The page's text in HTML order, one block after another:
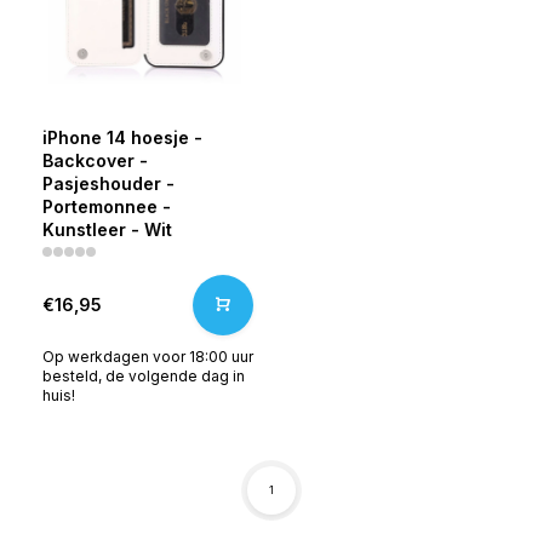
iPhone 14 hoesje -
Backcover -
Pasjeshouder -
Portemonnee -
Kunstleer - Wit
€16,95
Op werkdagen voor 18:00 uur
besteld, de volgende dag in
huis!
1